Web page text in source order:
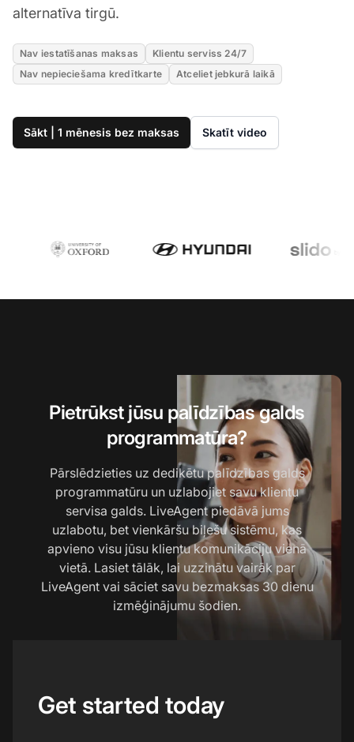
alternatīva tirgū.
Nav iestatīšanas maksas
Klientu serviss 24/7
Nav nepieciešama kredītkarte
Atceliet jebkurā laikā
Sākt | 1 mēnesis bez maksas Skatīt video
Pietrūkst jūsu palīdzības galds
programmatūra?
Pārslēdzieties uz dedikētu palīdzības galds
programmatūru un uzlabojiet savu klientu
servisa galds. LiveAgent piedāvā jums
uzlabotu, bet vienkāršu biļešu sistēmu, kas
apvieno visu jūsu klientu komunikāciju vienā
vietā. Lasiet tālāk, lai uzzinātu vairāk par
LiveAgent vai sāciet savu bezmaksas 30 dienu
izmēģinājumu šodien.
Get started today